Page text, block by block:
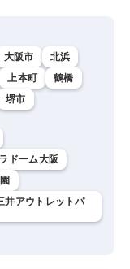
大阪市
北浜
上本町
鶴橋
堺市
ドーム大阪
井アウトレットパ